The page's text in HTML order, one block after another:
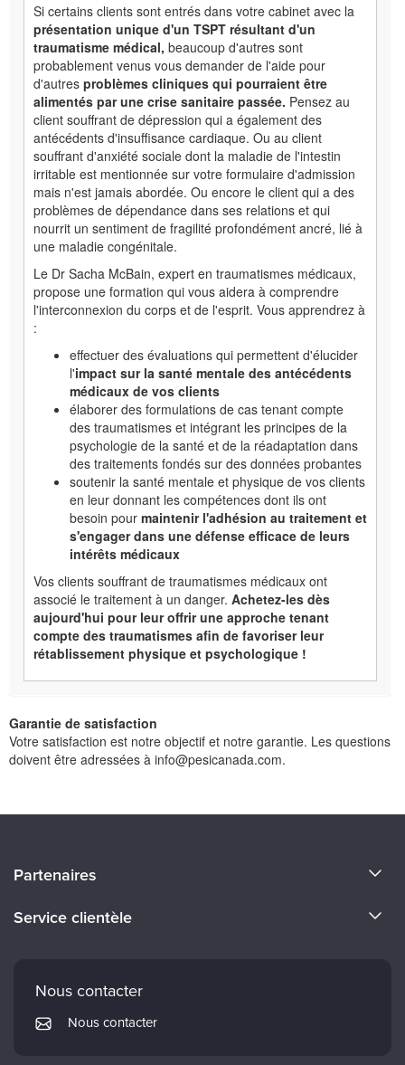
Si certains clients sont entrés dans votre cabinet avec la
présentation unique d'un TSPT résultant d'un
traumatisme médical, beaucoup d'autres sont
probablement venus vous demander de l'aide pour
d'autres problèmes cliniques qui pourraient être
alimentés par une crise sanitaire passée. Pensez au
client souffrant de dépression qui a également des
antécédents d'insuffisance cardiaque. Ou au client
souffrant d'anxiété sociale dont la maladie de l'intestin
irritable est mentionnée sur votre formulaire d'admission
mais n'est jamais abordée. Ou encore le client qui a des
problèmes de dépendance dans ses relations et qui
nourrit un sentiment de fragilité profondément ancré, lié à
une maladie congénitale.
Le Dr Sacha McBain, expert en traumatismes médicaux,
propose une formation qui vous aidera à comprendre
l'interconnexion du corps et de l'esprit. Vous apprendrez à
:
effectuer des évaluations qui permettent d'élucider
l'impact sur la santé mentale des antécédents
médicaux de vos clients
élaborer des formulations de cas tenant compte
des traumatismes et intégrant les principes de la
psychologie de la santé et de la réadaptation dans
des traitements fondés sur des données probantes
soutenir la santé mentale et physique de vos clients
en leur donnant les compétences dont ils ont
besoin pour maintenir l'adhésion au traitement et
s'engager dans une défense efficace de leurs
intérêts médicaux
Vos clients souffrant de traumatismes médicaux ont
associé le traitement à un danger. Achetez-les dès
aujourd'hui pour leur offrir une approche tenant
compte des traumatismes afin de favoriser leur
rétablissement physique et psychologique !
Garantie de satisfaction
Votre satisfaction est notre objectif et notre garantie. Les questions
doivent être adressées à info@pesicanada.com.
Carrières
Partenaires
Therapist.com
Service clientèle
Mon compte
Nous contacter
Nous contacter